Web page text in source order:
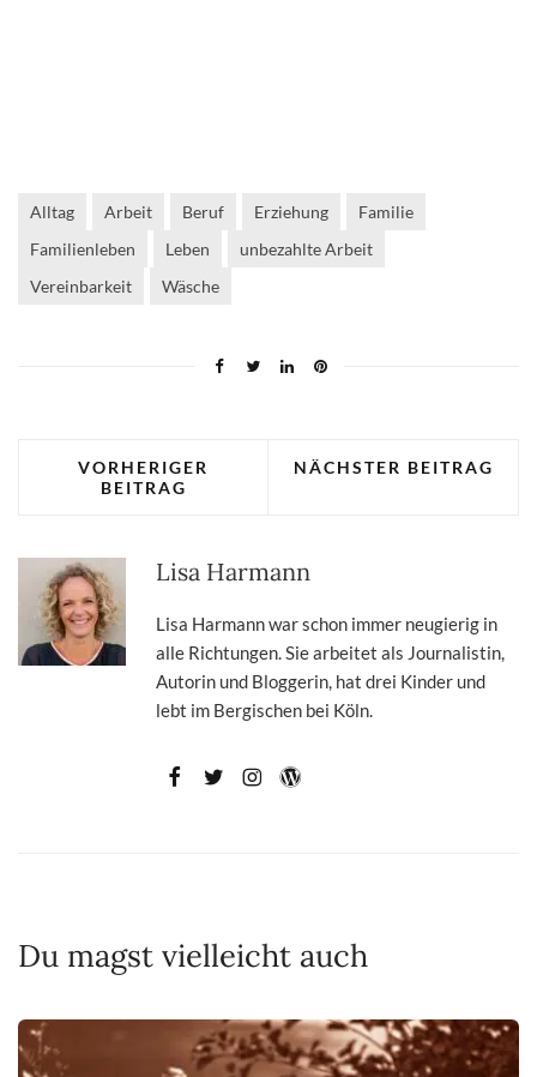
Alltag Arbeit Beruf Erziehung
Familie
Familienleben
Leben
unbezahlte Arbeit
Vereinbarkeit
Wäsche
VORHERIGER
BEITRAG
NÄCHSTER BEITRAG
Lisa Harmann
Lisa Harmann war schon immer neugierig in
alle Richtungen. Sie arbeitet als Journalistin,
Autorin und Bloggerin, hat drei Kinder und
lebt im Bergischen bei Köln.
Du magst vielleicht auch